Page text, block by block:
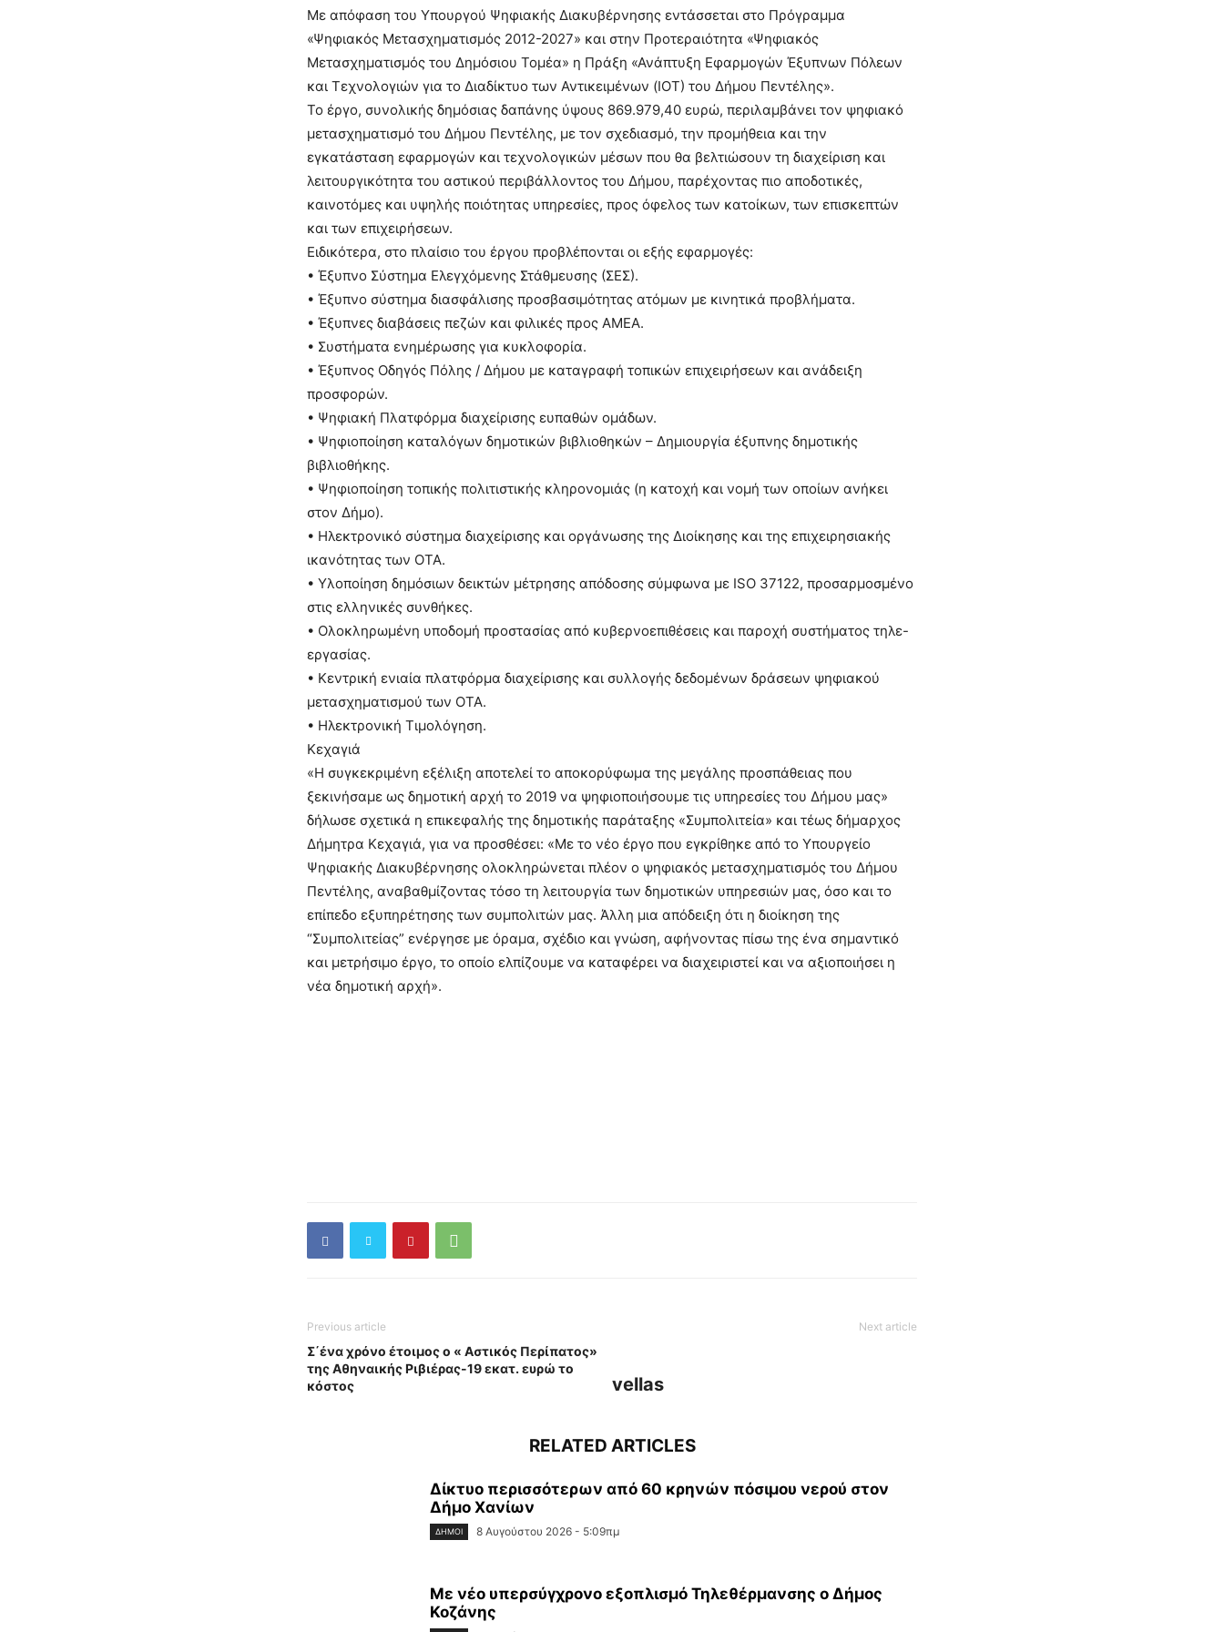
Με απόφαση του Υπουργού Ψηφιακής Διακυβέρνησης εντάσσεται στο Πρόγραμμα
«Ψηφιακός Μετασχηματισμός 2012-2027» και στην Προτεραιότητα «Ψηφιακός
Μετασχηματισμός του Δημόσιου Τομέα» η Πράξη «Ανάπτυξη Εφαρμογών Έξυπνων Πόλεων
και Τεχνολογιών για το Διαδίκτυο των Αντικειμένων (ΙΟΤ) του Δήμου Πεντέλης».
Το έργο, συνολικής δημόσιας δαπάνης ύψους 869.979,40 ευρώ, περιλαμβάνει τον ψηφιακό
μετασχηματισμό του Δήμου Πεντέλης, με τον σχεδιασμό, την προμήθεια και την
εγκατάσταση εφαρμογών και τεχνολογικών μέσων που θα βελτιώσουν τη διαχείριση και
λειτουργικότητα του αστικού περιβάλλοντος του Δήμου, παρέχοντας πιο αποδοτικές,
καινοτόμες και υψηλής ποιότητας υπηρεσίες, προς όφελος των κατοίκων, των επισκεπτών
και των επιχειρήσεων.
Ειδικότερα, στο πλαίσιο του έργου προβλέπονται οι εξής εφαρμογές:
• Έξυπνο Σύστημα Ελεγχόμενης Στάθμευσης (ΣΕΣ).
• Έξυπνο σύστημα διασφάλισης προσβασιμότητας ατόμων με κινητικά προβλήματα.
• Έξυπνες διαβάσεις πεζών και φιλικές προς ΑΜΕΑ.
• Συστήματα ενημέρωσης για κυκλοφορία.
• Έξυπνος Οδηγός Πόλης / Δήμου με καταγραφή τοπικών επιχειρήσεων και ανάδειξη
προσφορών.
• Ψηφιακή Πλατφόρμα διαχείρισης ευπαθών ομάδων.
• Ψηφιοποίηση καταλόγων δημοτικών βιβλιοθηκών – Δημιουργία έξυπνης δημοτικής
βιβλιοθήκης.
• Ψηφιοποίηση τοπικής πολιτιστικής κληρονομιάς (η κατοχή και νομή των οποίων ανήκει
στον Δήμο).
• Ηλεκτρονικό σύστημα διαχείρισης και οργάνωσης της Διοίκησης και της επιχειρησιακής
ικανότητας των ΟΤΑ.
• Υλοποίηση δημόσιων δεικτών μέτρησης απόδοσης σύμφωνα με ISO 37122, προσαρμοσμένο
στις ελληνικές συνθήκες.
• Ολοκληρωμένη υποδομή προστασίας από κυβερνοεπιθέσεις και παροχή συστήματος τηλε-
εργασίας.
• Κεντρική ενιαία πλατφόρμα διαχείρισης και συλλογής δεδομένων δράσεων ψηφιακού
μετασχηματισμού των ΟΤΑ.
• Ηλεκτρονική Τιμολόγηση.
Κεχαγιά
«Η συγκεκριμένη εξέλιξη αποτελεί το αποκορύφωμα της μεγάλης προσπάθειας που
ξεκινήσαμε ως δημοτική αρχή το 2019 να ψηφιοποιήσουμε τις υπηρεσίες του Δήμου μας»
δήλωσε σχετικά η επικεφαλής της δημοτικής παράταξης «Συμπολιτεία» και τέως δήμαρχος
Δήμητρα Κεχαγιά, για να προσθέσει: «Με το νέο έργο που εγκρίθηκε από το Υπουργείο
Ψηφιακής Διακυβέρνησης ολοκληρώνεται πλέον ο ψηφιακός μετασχηματισμός του Δήμου
Πεντέλης, αναβαθμίζοντας τόσο τη λειτουργία των δημοτικών υπηρεσιών μας, όσο και το
επίπεδο εξυπηρέτησης των συμπολιτών μας. Άλλη μια απόδειξη ότι η διοίκηση της
“Συμπολιτείας” ενέργησε με όραμα, σχέδιο και γνώση, αφήνοντας πίσω της ένα σημαντικό
και μετρήσιμο έργο, το οποίο ελπίζουμε να καταφέρει να διαχειριστεί και να αξιοποιήσει η
νέα δημοτική αρχή».
Previous article
Σ΄ένα χρόνο έτοιμος ο « Αστικός Περίπατος»
της Αθηναικής Ριβιέρας-19 εκατ. ευρώ το
κόστος
Next article
vellas
RELATED ARTICLES
Δίκτυο περισσότερων από 60 κρηνών πόσιμου νερού στον
Δήμο Χανίων
ΔΉΜΟΙ 8 Αυγούστου 2026 - 5:09πμ
Με νέο υπερσύγχρονο εξοπλισμό Τηλεθέρμανσης ο Δήμος
Κοζάνης